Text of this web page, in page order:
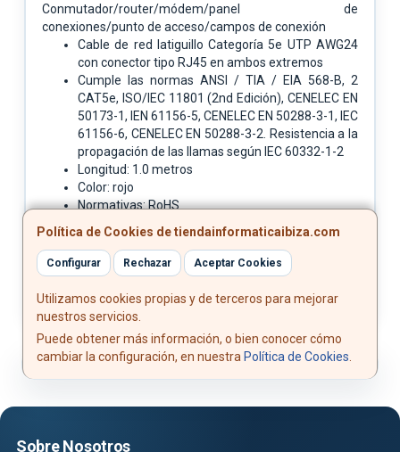
Conmutador/router/módem/panel de
conexiones/punto de acceso/campos de conexión
Cable de red latiguillo Categoría 5e UTP AWG24
con conector tipo RJ45 en ambos extremos
Cumple las normas ANSI / TIA / EIA 568-B, 2
CAT5e, ISO/IEC 11801 (2nd Edición), CENELEC EN
50173-1, IEN 61156-5, CENELEC EN 50288-3-1, IEC
61156-6, CENELEC EN 50288-3-2. Resistencia a la
propagación de las llamas según IEC 60332-1-2
Longitud: 1.0 metros
Color: rojo
Normativas: RoHS
Política de Cookies de tiendainformaticaibiza.com
Configurar Rechazar Aceptar Cookies
Utilizamos cookies propias y de terceros para mejorar
nuestros servicios.
Puede obtener más información, o bien conocer cómo
cambiar la configuración, en nuestra Política de Cookies
Sobre Nosotros